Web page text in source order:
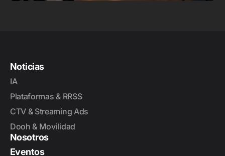
Noticias
IA
Plataformas & RRSS
CTV & Streaming Ads
Dooh & Movilidad
Nosotros
Eventos